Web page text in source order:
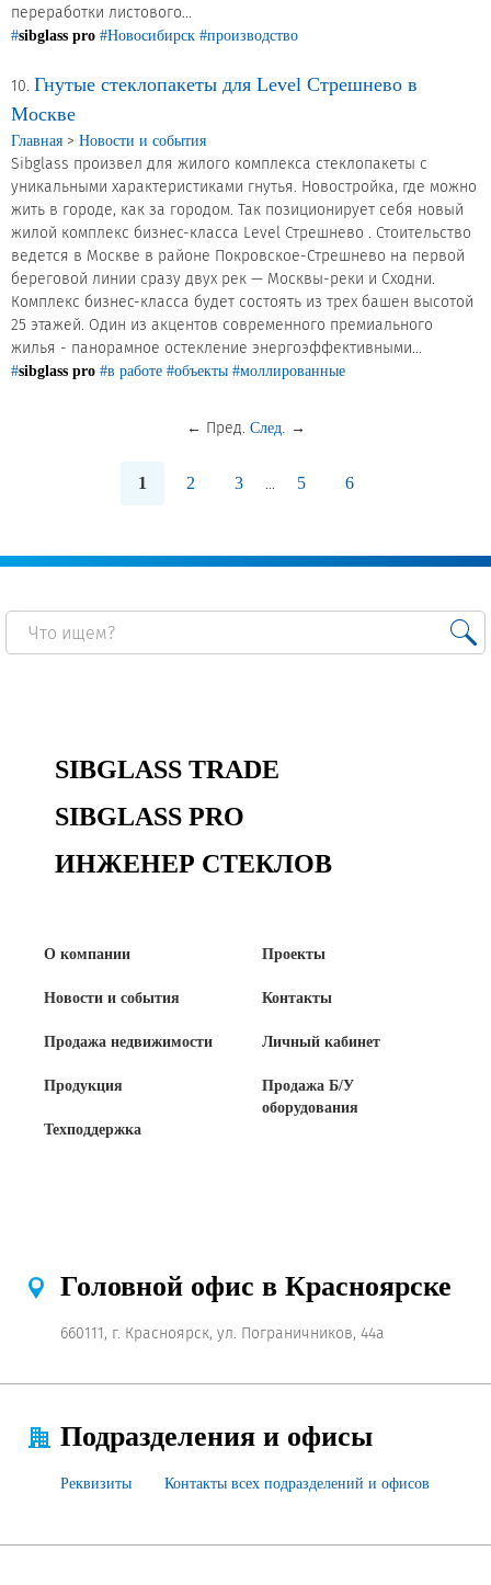
переработки листового...
#sibglass pro #Новосибирск #производство
10. Гнутые стеклопакеты для Level Стрешнево в
Москве
Главная > Новости и события
Sibglass произвел для жилого комплекса стеклопакеты с
уникальными характеристиками гнутья. Новостройка, где можно
жить в городе, как за городом. Так позиционирует себя новый
жилой комплекс бизнес-класса Level Стрешнево . Стоительство
ведется в Москве в районе Покровское-Стрешнево на первой
береговой линии сразу двух рек — Москвы-реки и Сходни.
Комплекс бизнес-класса будет состоять из трех башен высотой
25 этажей. Один из акцентов современного премиального
жилья - панорамное остекление энергоэффективными...
#sibglass pro #в работе #объекты #моллированные
← Пред. След. →
1 2 3 ... 5 6
SIBGLASS TRADE
SIBGLASS PRO
ИНЖЕНЕР СТЕКЛОВ
О компании
Новости и события
Продажа недвижимости
Продукция
Техподдержка
Проекты
Контакты
Личный кабинет
Продажа Б/У
оборудования
Головной офис в Красноярске
660111, г. Красноярск, ул. Пограничников, 44а
Подразделения и офисы
Реквизиты Контакты всех подразделений и офисов